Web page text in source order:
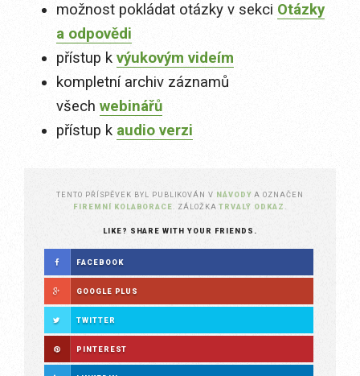
možnost pokládat otázky v sekci Otázky
a odpovědi
přístup k výukovým videím
kompletní archiv záznamů
všech webinářů
přístup k audio verzi
TENTO PŘÍSPĚVEK BYL PUBLIKOVÁN V NÁVODY A OZNAČEN
FIREMNÍ KOLABORACE
. ZÁLOŽKATRVALÝ ODKAZ
LIKE? SHARE WITH YOUR FRIENDS.
FACEBOOK
GOOGLE PLUS
TWITTER
PINTEREST